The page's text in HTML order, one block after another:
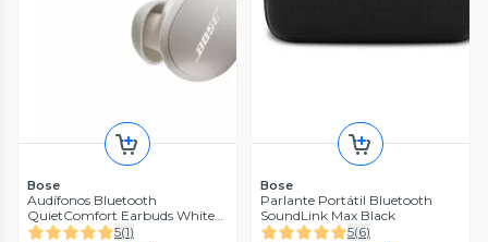
Bose
Audífonos Bluetooth
QuietComfort Earbuds White
Smoke
5(1)
Bose
Parlante Portátil Bluetooth
SoundLink Max Black
5(6)